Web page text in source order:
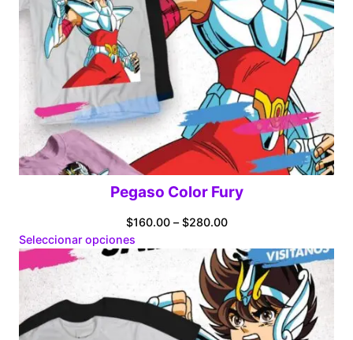
Pegaso Color Fury
$160.00 – $280.00Price
$160.00
through
$280.00
Seleccionar opciones